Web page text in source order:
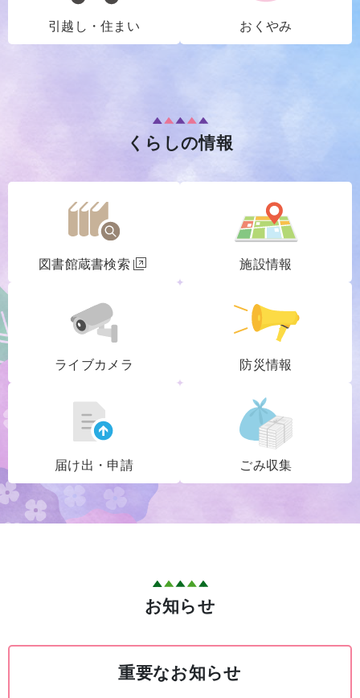
引越し・住まい おくやみ
くらしの情報
図書館蔵書検索 施設情報
ライブカメラ 防災情報
届け出・申請 ごみ収集
お知らせ
重要なお知らせ